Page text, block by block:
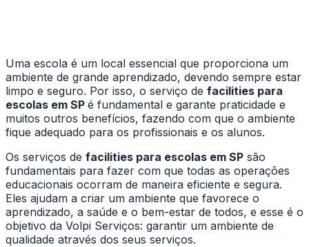
Uma escola é um local essencial que proporciona um
ambiente de grande aprendizado, devendo sempre estar
limpo e seguro. Por isso, o serviço de facilities para
escolas em SP é fundamental e garante praticidade e
muitos outros benefícios, fazendo com que o ambiente
fique adequado para os profissionais e os alunos.
Os serviços de facilities para escolas em SP são
fundamentais para fazer com que todas as operações
educacionais ocorram de maneira eficiente e segura.
Eles ajudam a criar um ambiente que favorece o
aprendizado, a saúde e o bem-estar de todos, e esse é o
objetivo da Volpi Serviços: garantir um ambiente de
qualidade através dos seus serviços.